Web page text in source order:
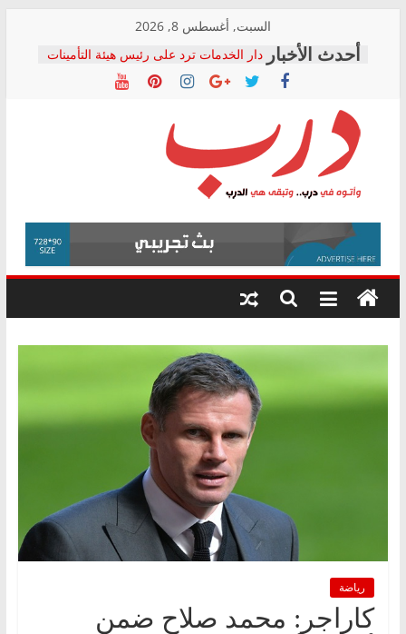
content
السبت, أغسطس 8, 2026
دار الخدمات ترد على رئيس هيئة التأمينات
بعد مؤتمره الصحفي: إنكار الأزمة لا ينهي
معاناة أصحاب المعاشات.. ونطالب بكشف
فرحات سليمان يكتب: القطاع الصحي إلى
أين؟
حزب التحالف الشعبي يطلق لجنة “الحق
في الصحة” بالإسكندرية لرصد الانتهاكات
ودعم المرضى
الوزاري لمدينة الصحفيين.. وانتهاء أعمال
إنشاء المبنى الإداري
المجلس القومي لحقوق الإنسان يعلن
متابعة قضية الدكتور محمد زهران.. ويؤكد:
قرينة البراءة وضمانات المحاكمة العادلة
درب
وأتوه
درب..
وتبقى
هي
رياضة
كاراجر: محمد صلاح ضمن